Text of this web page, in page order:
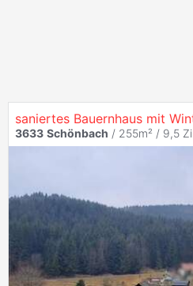
3633 Schönbach / 255m² / 9,5